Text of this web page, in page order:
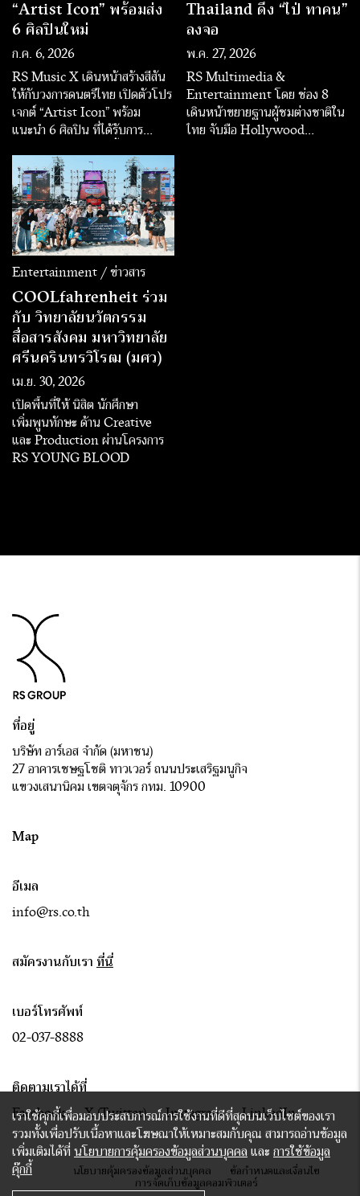
เราใช้คุกกี้เพื่อมอบประสบการณ์การใช้งานที่ดีที่สุดบนเว็บไซต์ของเรา
รวมทั้งเพื่อปรับเนื้อหาและโฆษณาให้เหมาะสมกับคุณ สามารถอ่านข้อมูล
เพิ่มเติมได้ที่ นโยบายการคุ้มครองข้อมูลส่วนบุคคล และ การใช้ข้อมูล
คุ๊กกี้
“Artist Icon” พร้อมส่ง
6 ศิลปินใหม่
ก.ค. 6, 2026
RS Music X เดินหน้าสร้างสีสัน
ให้กับวงการดนตรีไทย เปิดตัวโปร
เจกต์ “Artist Icon” พร้อม
แนะนำ 6 ศิลปิน ที่ได้รับการ
แนวคิดการนำเสนอเอกลักษณ์ทาง
ดนตรีและคาแรกเตอร์ที่แตกต่าง
เพื่อส่งมอบประสบการณ์การฟัง
เพลงที่หลากหลายให้แฟนเพลง
Thailand ดึง “ไป่ ทาคน”
ลงจอ
พ.ค. 27, 2026
RS Multimedia &
Entertainment โดย ช่อง 8
เดินหน้าขยายฐานผู้ชมต่างชาติใน
ไทย จับมือ Hollywood
Entertainment / ข่าวสาร
COOLfahrenheit ร่วม
กับ วิทยาลัยนวัตกรรม
สื่อสารสังคม มหาวิทยาลัย
ศรีนครินทรวิโรฒ (มศว)
เม.ย. 30, 2026
เปิดพื้นที่ให้ นิสิต นักศึกษา
เพิ่มพูนทักษะ ด้าน Creative
และ Production ผ่านโครงการ
RS YOUNG BLOOD
ที่อยู่
บริษัท อาร์เอส จำกัด (มหาชน)
27 อาคารเชษฐโชติ ทาวเวอร์ ถนนประเสริฐมนูกิจ
แขวงเสนานิคม เขตจตุจักร กทม. 10900
Map
อีเมล
info@rs.co.th
สมัครงานกับเรา ที่นี่
เบอร์โทรศัพท์
02-037-8888
ติดตามเราได้ที่
Facebook X (Twitter) Instagram LinkedIn
นโยบายคุ้มครองข้อมูลส่วนบุคคล
ข้อกำหนดและเงื่อนไข
การจัดเก็บข้อมูลคอมพิวเตอร์